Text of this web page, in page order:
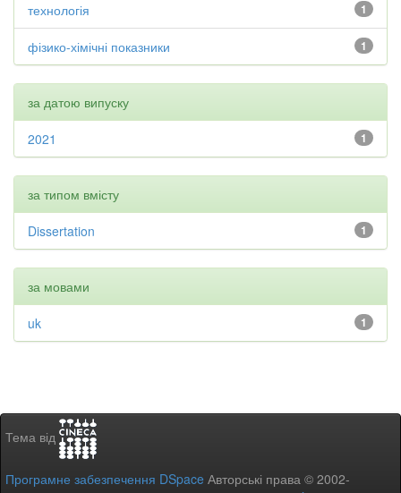
1
технологія
1
фізико-хімічні показники
за датою випуску
1
2021
за типом вмісту
1
Dissertation
за мовами
1
uk
Тема від
Програмне забезпечення DSpace Авторські права © 2002-